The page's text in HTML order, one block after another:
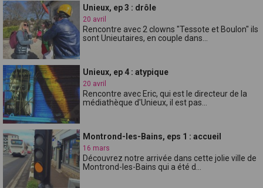
Unieux, ep 3 : drôle
20 avril
Rencontre avec 2 clowns "Tessote et Boulon" ils
sont Unieutaires, en couple dans...
Unieux, ep 4 : atypique
20 avril
Rencontre avec Eric, qui est le directeur de la
médiathèque d'Unieux, il est pas...
Montrond-les-Bains, eps 1 : accueil
16 mars
Découvrez notre arrivée dans cette jolie ville de
Montrond-les-Bains qui a été d...